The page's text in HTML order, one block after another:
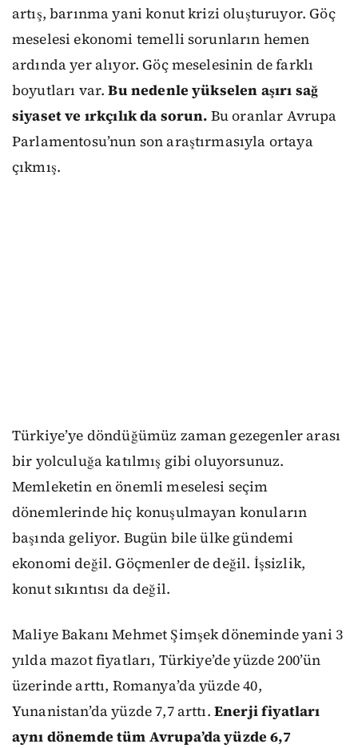
artış, barınma yani konut krizi oluşturuyor. Göç
meselesi ekonomi temelli sorunların hemen
ardında yer alıyor. Göç meselesinin de farklı
boyutları var.Bu nedenle yükselen aşırı sağ
siyaset ve ırkçılık da sorun. Bu oranlar Avrupa
Parlamentosu’nun son araştırmasıyla ortaya
çıkmış.
Türkiye’ye döndüğümüz zaman gezegenler arası
bir yolculuğa katılmış gibi oluyorsunuz.
Memleketin en önemli meselesi seçim
dönemlerinde hiç konuşulmayan konuların
başında geliyor. Bugün bile ülke gündemi
ekonomi değil. Göçmenler de değil. İşsizlik,
konut sıkıntısı da değil.
Maliye Bakanı Mehmet Şimşek döneminde yani 3
yılda mazot fiyatları, Türkiye’de yüzde 200’ün
üzerinde arttı, Romanya’da yüzde 40,
Yunanistan’da yüzde 7,7 arttı. Enerji fiyatları
aynı dönemde tüm Avrupa’da yüzde 6,7